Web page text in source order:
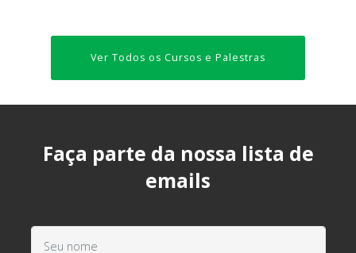
Ver Todos os Cursos e Palestras
Faça parte da nossa lista de
emails